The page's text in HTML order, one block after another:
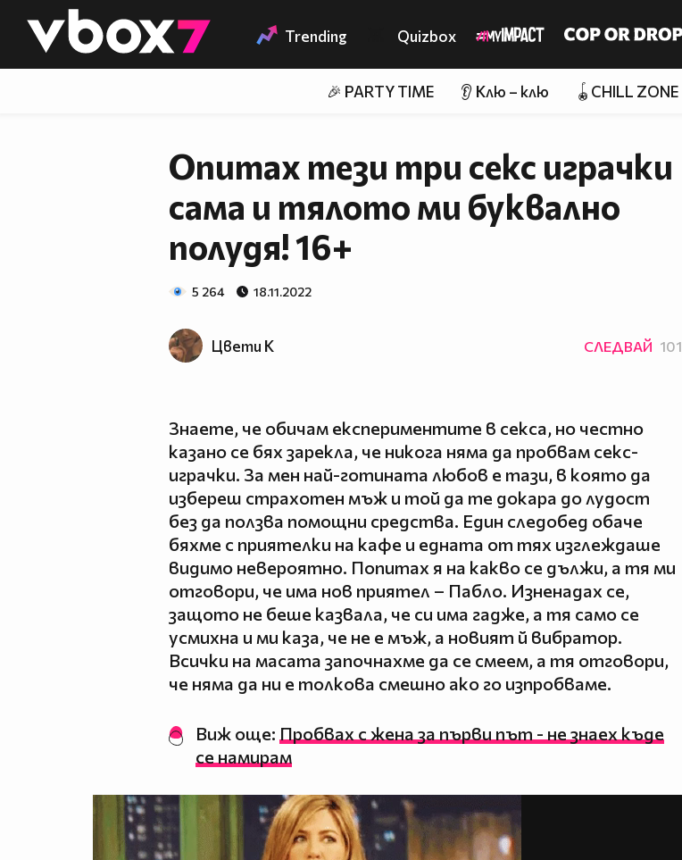
👾 Trending Quizbox
🎉 PARTY TIME 👂 Клю – клю 🪀CHILL ZONE
Опитах тези три секс играчки
сама и тялото ми буквално
полудя! 16+
5 264 18.11.2022
Цвети К СЛЕДВАЙ 101
Знаете, че обичам експериментите в секса, но честно
казано се бях зарекла, че никога няма да пробвам секс-
играчки. За мен най-готината любов е тази, в която да
избереш страхотен мъж и той да те докара до лудост
без да ползва помощни средства. Един следобед обаче
бяхме с приятелки на кафе и едната от тях изглеждаше
видимо невероятно. Попитах я на какво се дължи, а тя ми
отговори, че има нов приятел – Пабло. Изненадах се,
защото не беше казвала, че си има гадже, а тя само се
усмихна и ми каза, че не е мъж, а новият й вибратор.
Всички на масата започнахме да се смеем, а тя отговори,
че няма да ни е толкова смешно ако го изпробваме.
Виж още: Пробвах с жена за първи път - не знаех къде
се намирам